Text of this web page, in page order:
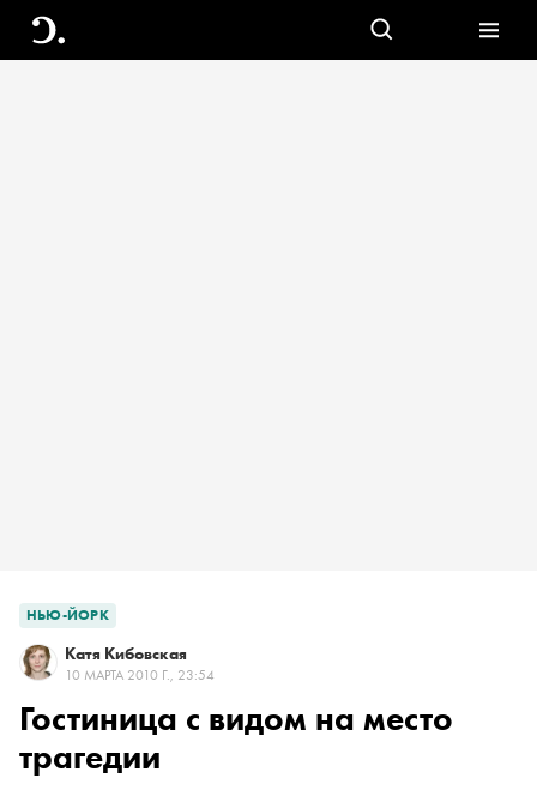
НЬЮ-ЙОРК
Катя Кибовская
10 МАРТА 2010 Г., 23:54
Гостиница с видом на место
трагедии